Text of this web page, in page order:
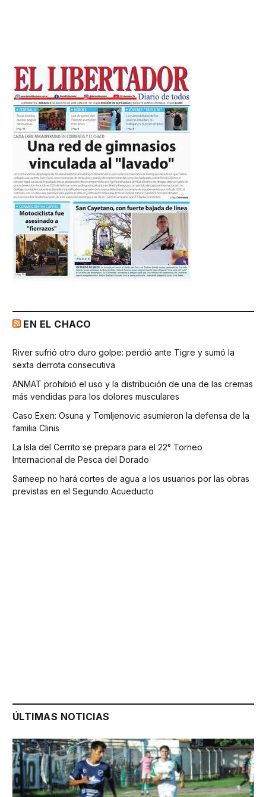
EN EL CHACO
River sufrió otro duro golpe: perdió ante Tigre y sumó la
sexta derrota consecutiva
ANMAT prohibió el uso y la distribución de una de las cremas
más vendidas para los dolores musculares
Caso Exen: Osuna y Tomljenovic asumieron la defensa de la
familia Clinis
La Isla del Cerrito se prepara para el 22° Torneo
Internacional de Pesca del Dorado
Sameep no hará cortes de agua a los usuarios por las obras
previstas en el Segundo Acueducto
ÚLTIMAS NOTICIAS